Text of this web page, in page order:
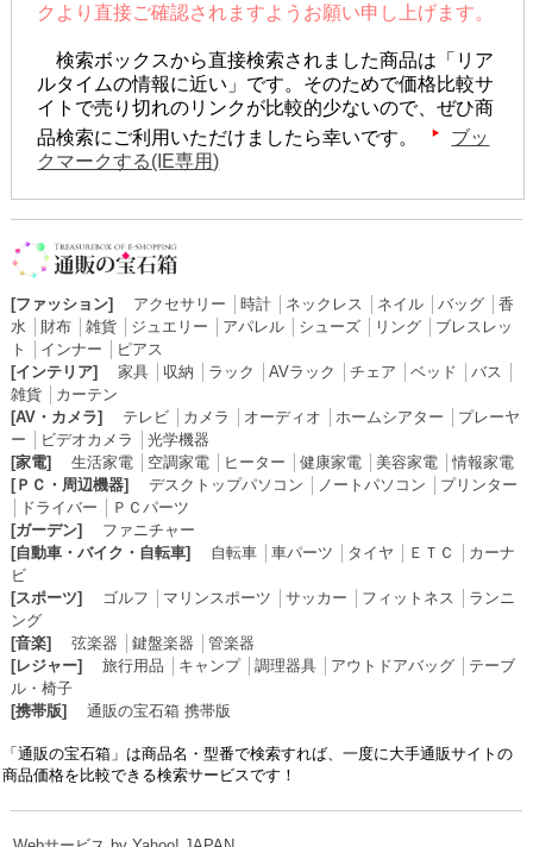
クより直接ご確認されますようお願い申し上げます。
検索ボックスから直接検索されました商品は「リア
ルタイムの情報に近い」です。そのためで価格比較サ
イトで売り切れのリンクが比較的少ないので、ぜひ商
品検索にご利用いただけましたら幸いです。
ブッ
クマークする(IE専用)
[ファッション] アクセサリー 時計│ ネックレス ネイル│ バッグ│ 香
水
財布│ 雑貨│ ジュエリー アパレル│ シューズ│ リング│ ブレスレッ
ト
インナー
ピアス
[インテリア]
家具│ 収納 ラック AVラック チェア ベッド バス
雑貨│ カーテン
[AV・カメラ]
テレビ│ カメラ オーディオ ホームシアター
プレーヤ
ー
ビデオカメラ
光学機器
[家電]
生活家電│ 空調家電│ ヒーター 健康家電│ 美容家電│情報家電
[ＰＣ・周辺機器]
デスクトップパソコン ノートパソコン
プリンター
ドライバー
ＰＣパーツ
[ガーデン]
ファニチャー
[自動車・バイク・自転車]
自転車│ 車パーツ タイヤ ＥＴＣ
カーナ
ビ
[スポーツ]
ゴルフ マリンスポーツ サッカー フィットネス
ランニ
ング
[音楽]
弦楽器 鍵盤楽器
管楽器
[レジャー]
旅行用品 キャンプ│ 調理器具│ アウトドアバッグ│ テーブ
ル・椅子
[携帯版]
通販の宝石箱 携帯版
「通販の宝石箱」は商品名・型番で検索すれば、一度に大手通販サイトの
商品価格を比較できる検索サービスです！